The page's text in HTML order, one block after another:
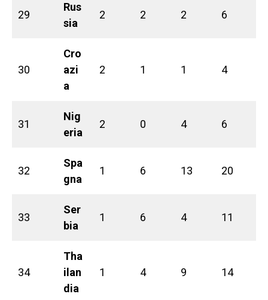
29
Rus
sia
2 2 2 6
30
Cro
azi
a
2 1 1 4
31
Nig
eria
2 0 4 6
32
Spa
gna
1 6 13 20
33
Ser
bia
1 6 4 11
34
Tha
ilan
dia
1 4 9 14